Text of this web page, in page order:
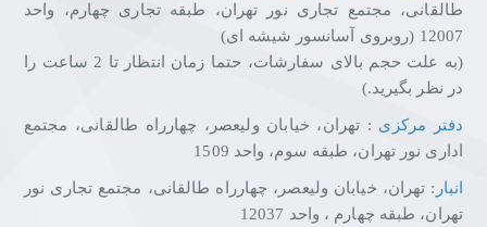
طالقانی، مجتمع تجاری نور تهران، طبقه تجاری چهارم، واحد
12007 (روبروی آسانسور شیشه ای)
(به علت حجم بالای سفارشات، حتما زمان انتظار تا 2 ساعت را
در نظر بگیرید.)
دفتر مرکزی : تهران، خیابان ولیعصر، چهارراه طالقانی، مجتمع
اداری نور تهران، طبقه سوم، واحد 1509
انبار : تهران، خیابان ولیعصر، چهارراه طالقانی، مجتمع تجاری نور
تهران، طبقه چهارم ، واحد 12037